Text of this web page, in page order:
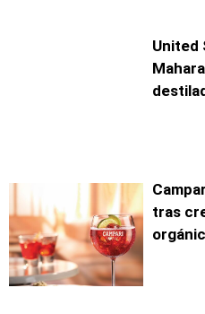
United
tras